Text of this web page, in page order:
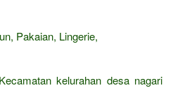
Pakaian, Lingerie,
kelurahan desa nagari